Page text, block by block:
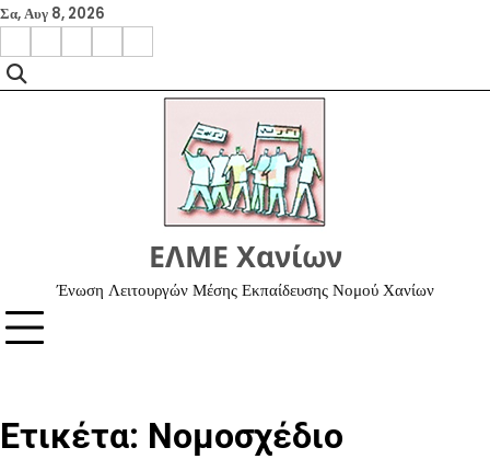
Skip
content
Σα, Αυγ 8, 2026
facebook
instagram
google
x youtube
ΕΛΜΕ Χανίων
Ένωση Λειτουργών Μέσης Εκπαίδευσης Νομού Χανίων
Ετικέτα: Νομοσχέδιο